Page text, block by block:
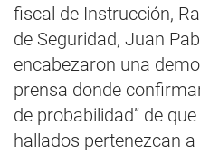
fiscal de Instrucción,
de Seguridad, Juan
encabezaron una
prensa donde
de probabilidad” de
hallados pertenezcan